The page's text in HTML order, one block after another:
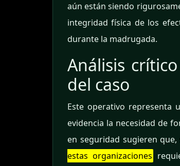
aún están siendo
integridad física de los
durante la madrugada.
Análisis
del caso
Este operativo representa
evidencia la necesidad de
en seguridad sugieren
estas organizaciones